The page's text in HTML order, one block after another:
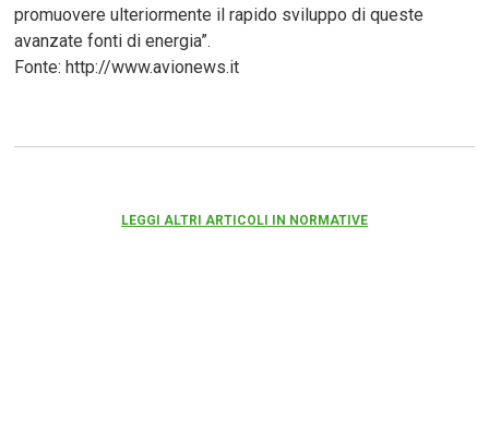
promuovere ulteriormente il rapido sviluppo di queste
avanzate fonti di energia”.
Fonte: http://www.avionews.it
LEGGI ALTRI ARTICOLI IN NORMATIVE